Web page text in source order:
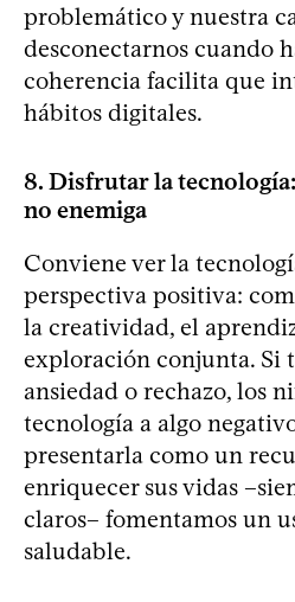
problemático y nuestra
desconectarnos cuando
coherencia facilita que
hábitos digitales.
8. Disfrutar la
no enemiga
Conviene ver la
perspectiva positiva:
la creatividad, el
exploración conjunta. Si
ansiedad o rechazo, los
tecnología a algo
presentarla como un
enriquecer sus vidas
claros– fomentamos un
saludable.